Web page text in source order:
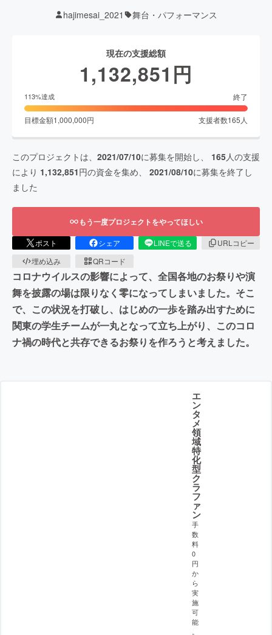
hajimesai_2021 舞台・パフォーマンス
現在の支援総額
1,132,851 円
113%達成 終了
目標金額1,000,000円 支援者数165 人
このプロジェクトは、 2021/07/10に募集を開始し、 165人の支援
により 1,132,851円の資金を集め、 2021/08/10に募集を終了し
ました
もう一度プロジェクトをやってほしい
ポスト シェア LINEで送る
URLコピー
埋め込み
QRコード
コロナウイルスの影響によって、全国各地のお祭りや演
舞を披露の場は限りなく零になってしまいました。そこ
で、この状況を打破し、はじめの一歩を踏み出すために
関東の学生チームが一丸となって立ち上がり、このコロ
ナ禍の時代と共存できるお祭りを作ろうと考えました。
エ
ン
タ
メ
領
域
特
化
型
ク
ラ
フ
ァ
ン
手
数
料
0
円
か
ら
実
施
可
能